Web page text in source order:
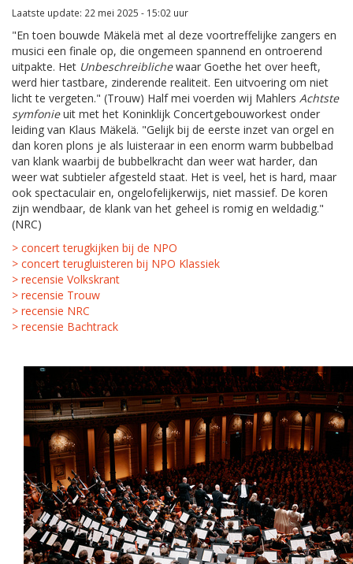
Laatste update: 22 mei 2025 - 15:02 uur
"En toen bouwde Mäkelä met al deze voortreffelijke zangers en
musici een finale op, die ongemeen spannend en ontroerend
uitpakte. Het Unbeschreiblichewaar Goethe het over heeft,
werd hier tastbare, zinderende realiteit. Een uitvoering om niet
licht te vergeten." (Trouw) Half mei voerden wij Mahlers Achtste
symfonieuit met het Koninklijk Concertgebouworkest onder
leiding van Klaus Mäkelä. "Gelijk bij de eerste inzet van orgel en
dan koren plons je als luisteraar in een enorm warm bubbelbad
van klank waarbij de bubbelkracht dan weer wat harder, dan
weer wat subtieler afgesteld staat. Het is veel, het is hard, maar
ook spectaculair en, ongelofelijkerwijs, niet massief. De koren
zijn wendbaar, de klank van het geheel is romig en weldadig."
(NRC)
> concert terugkijken bij de NPO
> concert terugluisteren bij NPO Klassiek
> recensie Volkskrant
> recensie Trouw
> recensie NRC
> recensie Bachtrack